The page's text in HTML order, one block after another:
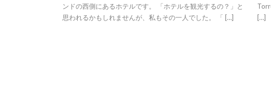
ンドの西側にあるホテルです。 「ホテルを観光するの？」と
思われるかもしれませんが、私もその一人でした。 「 […]
[…]